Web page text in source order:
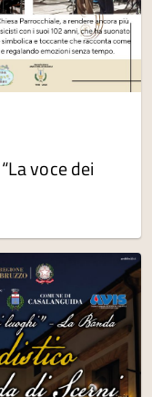
voce dei